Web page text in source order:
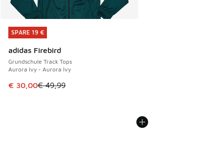
SPARE 19 €
adidas Firebird
Grundschule Track Tops
Aurora Ivy - Aurora Ivy
Dieser Artikel ist im Sale. Der Preis ist von € 49,99 auf €
€ 30,00€ 49,99
SPARE 19 €